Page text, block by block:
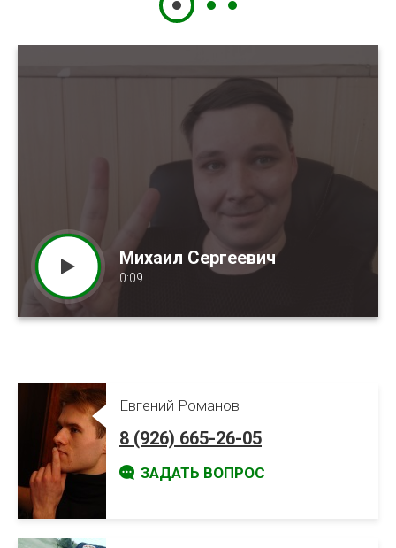
Михаил Сергеевич
0:09
Александра Викторовна
0:15
Екатерина Владимировна
0:13
Евгений Романов
8 (926) 665-26-05
ЗАДАТЬ ВОПРОС